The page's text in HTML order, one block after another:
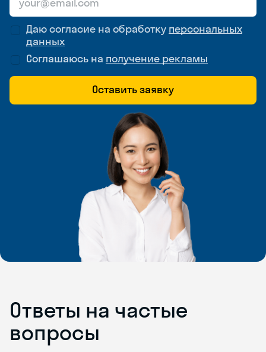
Даю согласие на обработку персональных
данных
Соглашаюсь на получение рекламы
Оставить заявку
Ответы на частые
вопросы